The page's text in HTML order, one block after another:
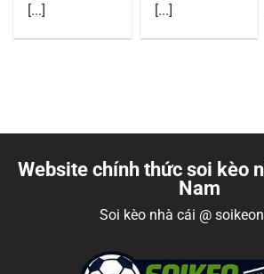
[...]
[...]
Website chính thức soi kèo
Nam
Soi kèo nhà cái @